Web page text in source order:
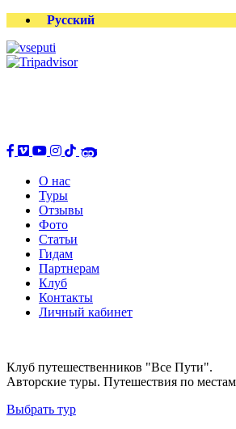
Русский
О нас
Туры
Отзывы
Фото
Статьи
Гидам
Партнерам
Клуб
Контакты
Личный кабинет
Клуб путешественников "Все Пути".
Авторские туры. Путешествия по
Выбрать тур